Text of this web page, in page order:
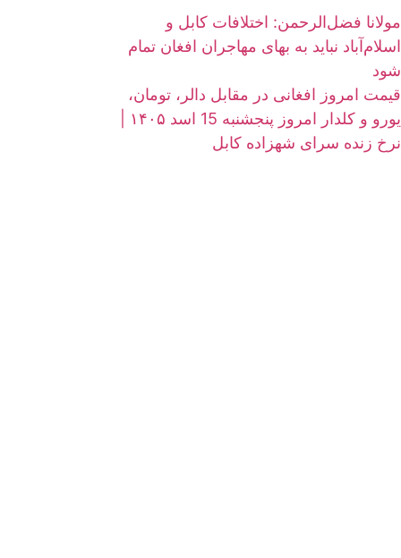
مولانا فضل‌الرحمن: اختلافات کابل و
اسلام‌آباد نباید به بهای مهاجران افغان تمام
شود
قیمت امروز افغانی در مقابل دالر، تومان،
نرخ زنده سرای شهزاده کابل